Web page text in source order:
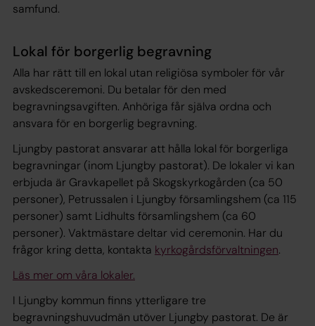
samfund.
Lokal för borgerlig begravning
Alla har rätt till en lokal utan religiösa symboler för vår
avskedsceremoni. Du betalar för den med
begravningsavgiften. Anhöriga får själva ordna och
ansvara för en borgerlig begravning.
Ljungby pastorat ansvarar att hålla lokal för borgerliga
begravningar (inom Ljungby pastorat). De lokaler vi kan
erbjuda är Gravkapellet på Skogskyrkogården (ca 50
personer), Petrussalen i Ljungby församlingshem (ca 115
personer) samt Lidhults församlingshem (ca 60
personer). Vaktmästare deltar vid ceremonin. Har du
frågor kring detta, kontakta kyrkogårdsförvaltningen.
Läs mer om våra lokaler.
I Ljungby kommun finns ytterligare tre
begravningshuvudmän utöver Ljungby pastorat. De är